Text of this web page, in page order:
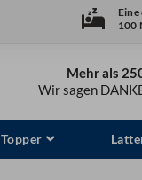
100
Mehr als
Wir sagen
Topper